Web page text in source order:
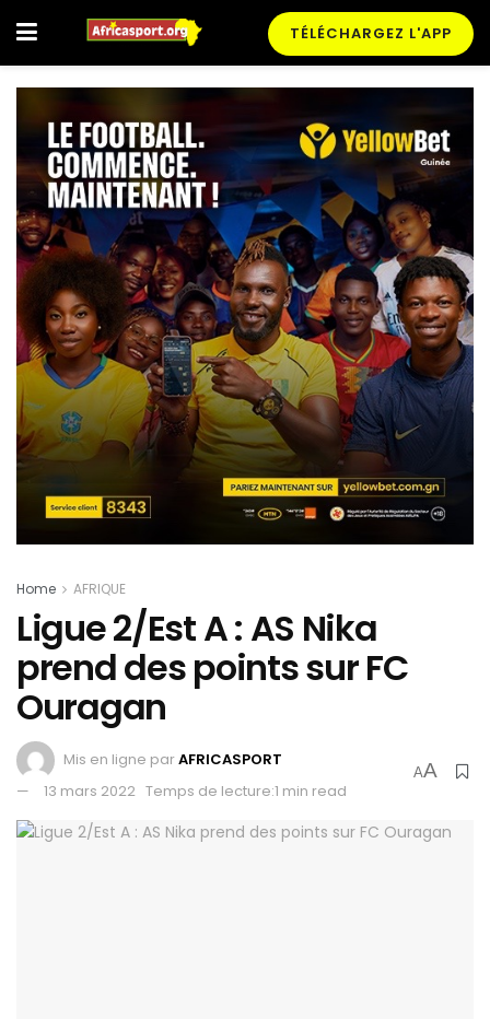
TÉLÉCHARGEZ L'APP
Home AFRIQUE
Ligue 2/Est A : AS Nika
prend des points sur FC
Ouragan
Mis en ligne parAFRICASPORT
13 mars 2022 Temps de lecture:1 min read
AA